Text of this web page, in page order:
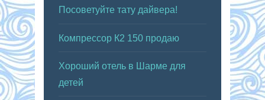
Посоветуйте тату дайвера!
Компрессор К2 150 продаю
Хороший отель в Шарме для
детей